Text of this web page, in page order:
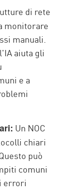
di rete
monitorare
manuali.
aiuta gli
e a
Un NOC
chiari
può
comuni
errori